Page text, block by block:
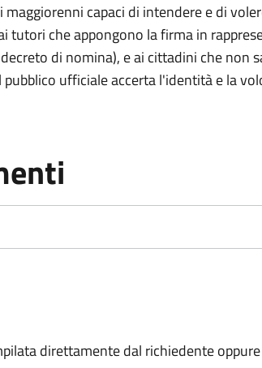
capaci di intendere e di
tutori che appongono la firma in
di nomina), e ai cittadini che non
ufficiale accerta l'identità e la
direttamente dal richiedente